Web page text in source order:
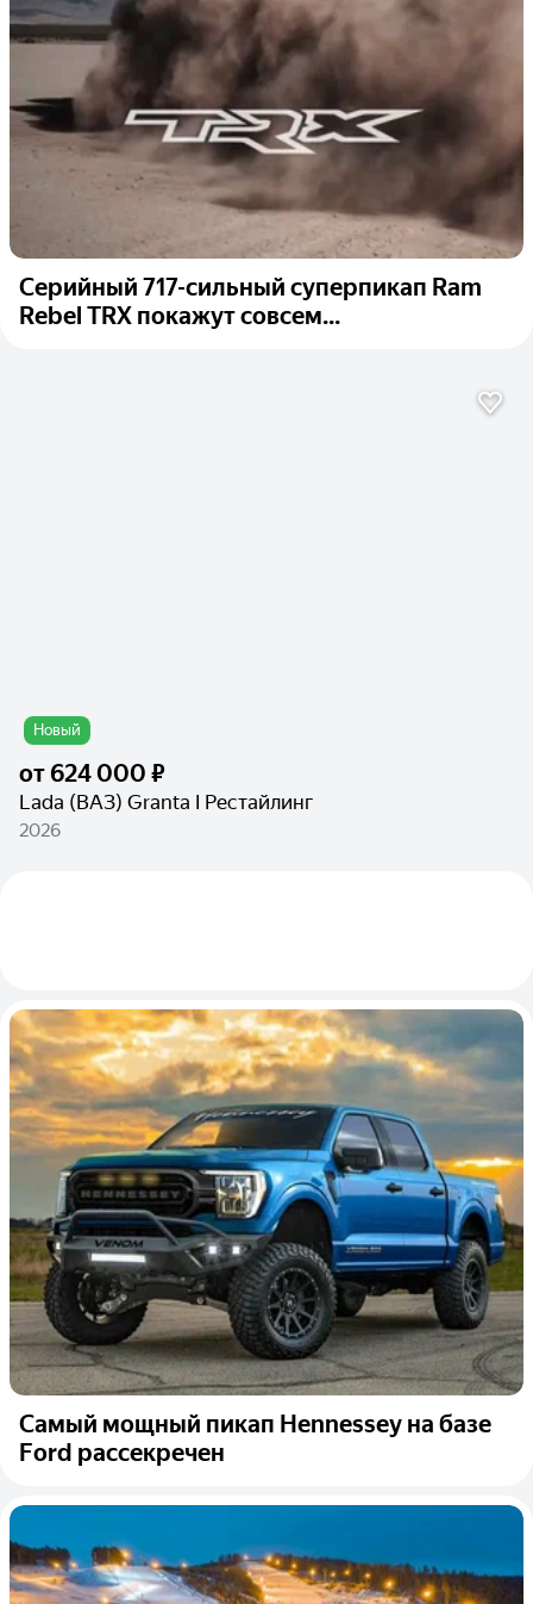
Серийный 717-сильный суперпикап Ram
Rebel TRX покажут совсем...
Новый
от624 000 ₽
Lada (ВАЗ) Granta I Рестайлинг
2026
Самый мощный пикап Hennessey на базе
Ford рассекречен